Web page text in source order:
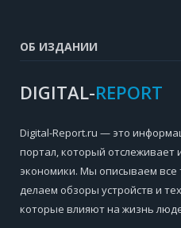
ОБ ИЗДАНИИ
DIGITAL-REPORT
Digital-Report.ru — это
портал, который
экономики. Мы описываем все
делаем обзоры устройств и
которые влияют на жизнь